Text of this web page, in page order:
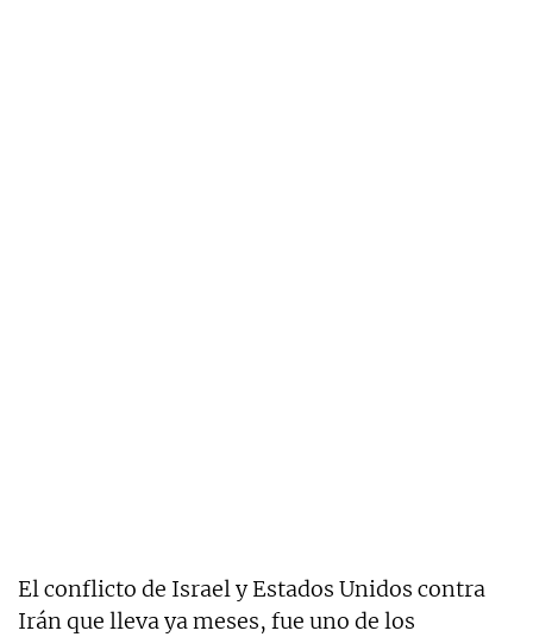
El conflicto de Israel y Estados Unidos contra
Irán que lleva ya meses, fue uno de los